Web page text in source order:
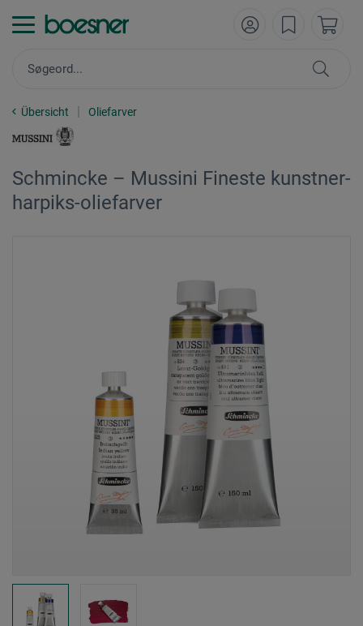
Übersicht Oliefarver
Schmincke – Mussini Fineste kunstner-
harpiks-oliefarver